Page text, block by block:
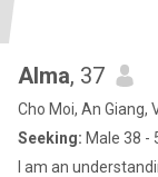
Alma, 37
Cho Moi, An Giang,
Seeking: Male 38 -
I am an